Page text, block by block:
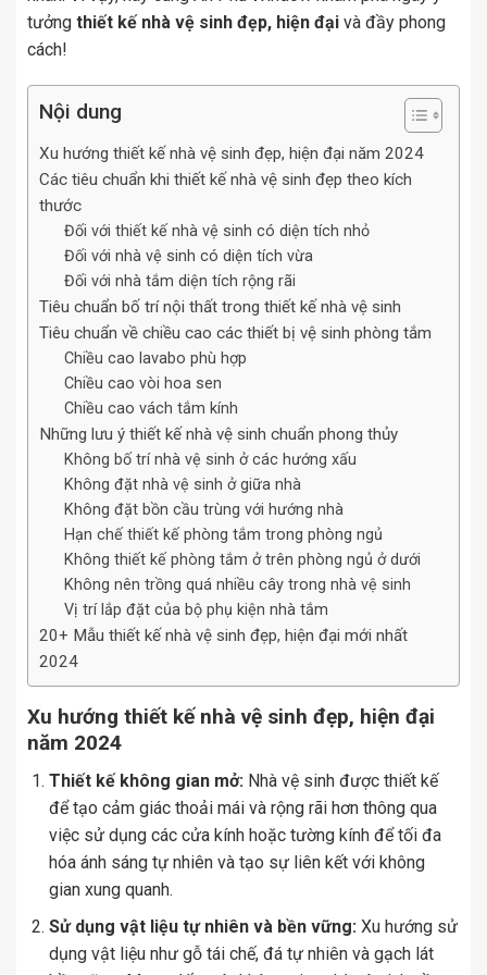
tưởng thiết kế nhà vệ sinh đẹp, hiện đại và đầy phong
cách!
Nội dung
Xu hướng thiết kế nhà vệ sinh đẹp, hiện đại năm 2024
Các tiêu chuẩn khi thiết kế nhà vệ sinh đẹp theo kích
thước
Đối với thiết kế nhà vệ sinh có diện tích nhỏ
Đối với nhà vệ sinh có diện tích vừa
Đối với nhà tắm diện tích rộng rãi
Tiêu chuẩn bố trí nội thất trong thiết kế nhà vệ sinh
Tiêu chuẩn về chiều cao các thiết bị vệ sinh phòng tắm
Chiều cao lavabo phù hợp
Chiều cao vòi hoa sen
Chiều cao vách tắm kính
Những lưu ý thiết kế nhà vệ sinh chuẩn phong thủy
Không bố trí nhà vệ sinh ở các hướng xấu
Không đặt nhà vệ sinh ở giữa nhà
Không đặt bồn cầu trùng với hướng nhà
Hạn chế thiết kế phòng tắm trong phòng ngủ
Không thiết kế phòng tắm ở trên phòng ngủ ở dưới
Không nên trồng quá nhiều cây trong nhà vệ sinh
Vị trí lắp đặt của bộ phụ kiện nhà tắm
20+ Mẫu thiết kế nhà vệ sinh đẹp, hiện đại mới nhất
2024
Xu hướng thiết kế nhà vệ sinh đẹp, hiện đại
năm 2024
Thiết kế không gian mở: Nhà vệ sinh được thiết kế
để tạo cảm giác thoải mái và rộng rãi hơn thông qua
việc sử dụng các cửa kính hoặc tường kính để tối đa
hóa ánh sáng tự nhiên và tạo sự liên kết với không
gian xung quanh.
Sử dụng vật liệu tự nhiên và bền vững: Xu hướng sử
dụng vật liệu như gỗ tái chế, đá tự nhiên và gạch lát